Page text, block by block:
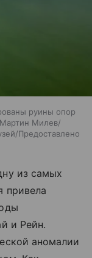
руины опор
Мартин Милев/
Предоставлено
из самых
привела
и Рейн.
аномалии